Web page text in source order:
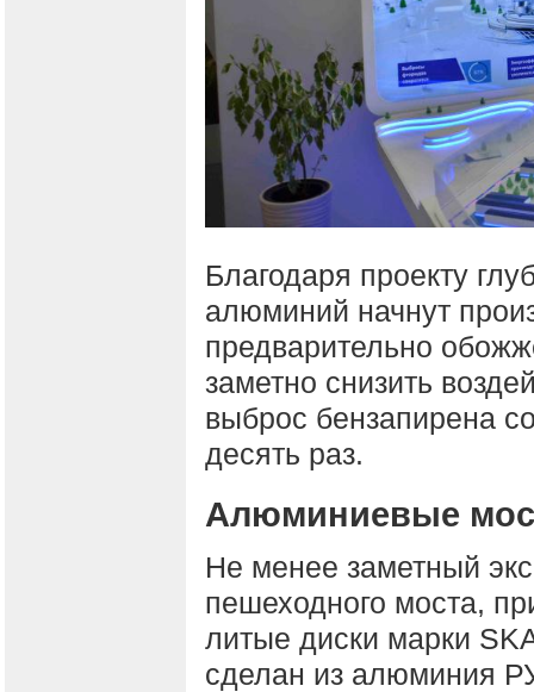
Благодаря проекту
алюминий начнут
предварительно
заметно снизить
выброс бензапирена
десять раз.
Алюминиевые
Не менее заметный
пешеходного моста,
литые диски марки
сделан из алюминия